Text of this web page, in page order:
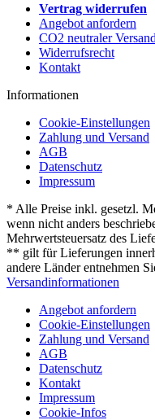
Vertrag widerrufen
Angebot anfordern
CO2 neutraler
Widerrufsrecht
Kontakt
Informationen
Cookie-Einstellungen
Zahlung und Versand
AGB
Datenschutz
Impressum
* Alle Preise inkl. gesetzl.
wenn nicht anders
Mehrwertsteuersatz des
** gilt für Lieferungen
andere Länder entnehmen
Versandinformationen
Angebot anfordern
Cookie-Einstellungen
Zahlung und Versand
AGB
Datenschutz
Kontakt
Impressum
Cookie-Infos